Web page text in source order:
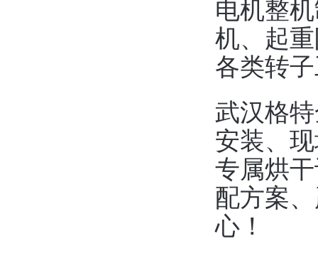
电机整
机、起
各类转
武汉格
安装、
专属烘
配方案
心！